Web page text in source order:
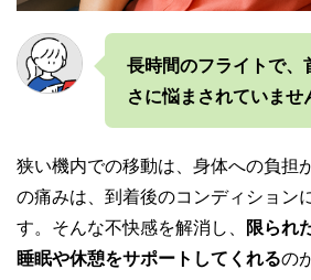
長時間のフライトで、
さに悩まされていませ
狭い機内での移動は、身体への負担
の痛みは、到着後のコンディション
す。そんな不快感を解消し、 限られ
睡眠や休憩をサポートしてくれるの